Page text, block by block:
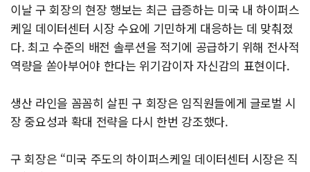
이날 구 회장의 현장 행보는 최근 급증하는 미국 내 하이퍼스
케일 데이터센터 시장 수요에 기민하게 대응하는 데 맞춰졌
다. 최고 수준의 배전 솔루션을 적기에 공급하기 위해 전사적
역량을 쏟아부어야 한다는 위기감이자 자신감의 표현이다.
생산 라인을 꼼꼼히 살핀 구 회장은 임직원들에게 글로벌 시
장 중요성과 확대 전략을 다시 한번 강조했다.
구 회장은 “미국 주도의 하이퍼스케일 데이터센터 시장은 직